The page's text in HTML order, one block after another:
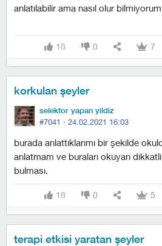
anlatılabilir ama nasıl olur
18 0 7
korkulan şeyler
selektor yapan yildiz
#7041 · 24.02.2021 16:03
burada anlattıklarımı bir şekilde
anlatmam ve buraları okuyan
bulması.
18 0 5
terapi etkisi yaratan şeyler